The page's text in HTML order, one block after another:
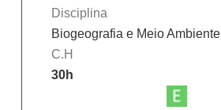
Disciplina
Biogeografia e Meio Ambiente
C.H
30h